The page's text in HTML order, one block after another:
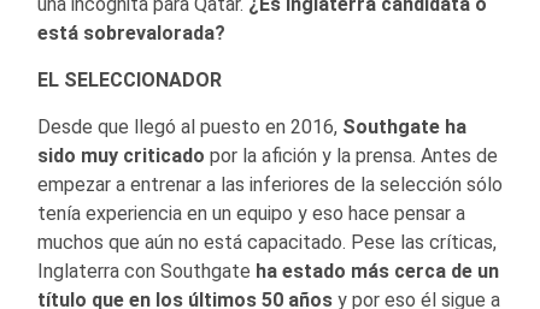
está sobrevalorada?
EL SELECCIONADOR
Desde que llegó al puesto en 2016, Southgate ha
sido muy criticado por la afición y la prensa. Antes de
empezar a entrenar a las inferiores de la selección sólo
tenía experiencia en un equipo y eso hace pensar a
muchos que aún no está capacitado. Pese las críticas,
Inglaterra con Southgate ha estado más cerca de un
título que en los últimos 50 años y por eso él sigue a